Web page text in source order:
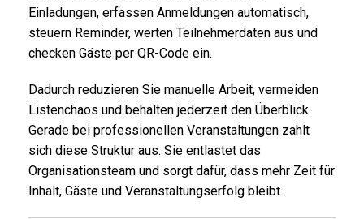
Einladungen, erfassen Anmeldungen automatisch,
steuern Reminder, werten Teilnehmerdaten aus und
checken Gäste per QR-Code ein.
Dadurch reduzieren Sie manuelle Arbeit, vermeiden
Listenchaos und behalten jederzeit den Überblick.
Gerade bei professionellen Veranstaltungen zahlt
sich diese Struktur aus. Sie entlastet das
Organisationsteam und sorgt dafür, dass mehr Zeit für
Inhalt, Gäste und Veranstaltungserfolg bleibt.